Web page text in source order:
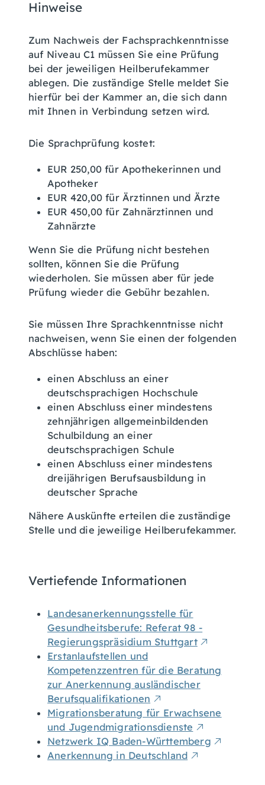
Hinweise
Zum Nachweis der Fachsprachkenntnisse
auf Niveau C1 müssen Sie eine Prüfung
bei der jeweiligen Heilberufekammer
ablegen. Die zuständige Stelle meldet Sie
hierfür bei der Kammer an, die sich dann
mit Ihnen in Verbindung setzen wird.
Die Sprachprüfung kostet:
EUR 250,00 für Apothekerinnen und
Apotheker
EUR 420,00 für Ärztinnen und Ärzte
EUR 450,00 für Zahnärztinnen und
Zahnärzte
Wenn Sie die Prüfung nicht bestehen
sollten, können Sie die Prüfung
wiederholen. Sie müssen aber für jede
Prüfung wieder die Gebühr bezahlen.
Sie müssen Ihre Sprachkenntnisse nicht
nachweisen, wenn Sie einen der folgenden
Abschlüsse haben:
einen Abschluss an einer
deutschsprachigen Hochschule
einen Abschluss einer mindestens
zehnjährigen allgemeinbildenden
Schulbildung an einer
deutschsprachigen Schule
einen Abschluss einer mindestens
dreijährigen Berufsausbildung in
deutscher Sprache
Nähere Auskünfte erteilen die zuständige
Stelle und die jeweilige Heilberufekammer.
Vertiefende Informationen
Landesanerkennungsstelle für
Gesundheitsberufe: Referat 98 -
Regierungspräsidium Stuttgart
Erstanlaufstellen und
Kompetenzzentren für die Beratung
zur Anerkennung ausländischer
Berufsqualifikationen
Migrationsberatung für Erwachsene
und Jugendmigrationsdienste
Netzwerk IQ Baden-Württemberg
Anerkennung in Deutschland